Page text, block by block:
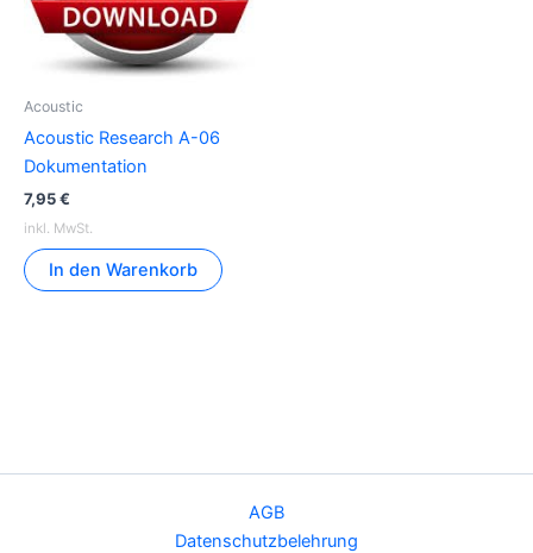
Acoustic
Acoustic Research A-06
Dokumentation
7,95€
inkl. MwSt.
In den Warenkorb
AGB
Datenschutzbelehrung